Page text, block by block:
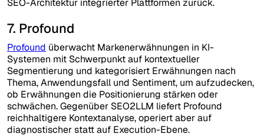
SEO-Architektur integrierter Plattformen zurück.
7. Profound
Profound überwacht Markenerwähnungen in KI-
Systemen mit Schwerpunkt auf kontextueller
Segmentierung und kategorisiert Erwähnungen nach
Thema, Anwendungsfall und Sentiment, um aufzudecken,
ob Erwähnungen die Positionierung stärken oder
schwächen. Gegenüber SEO2LLM liefert Profound
reichhaltigere Kontextanalyse, operiert aber auf
diagnostischer statt auf Execution-Ebene.